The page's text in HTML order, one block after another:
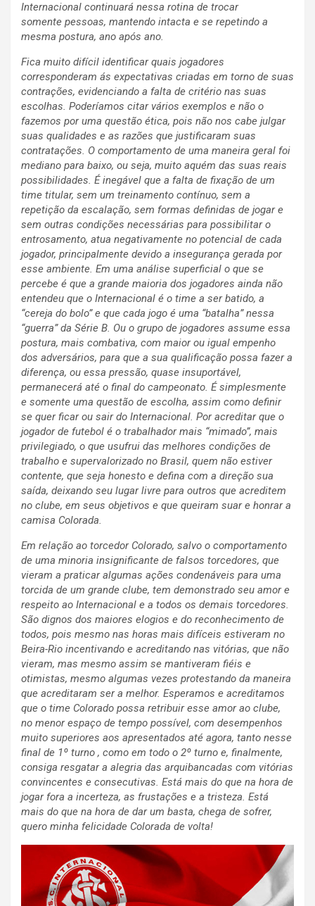
Internacional continuará nessa rotina de trocar
somente pessoas, mantendo intacta e se repetindo a
mesma postura, ano após ano.
Fica muito difícil identificar quais jogadores
corresponderam ás expectativas criadas em torno de suas
contrações, evidenciando a falta de critério nas suas
escolhas. Poderíamos citar vários exemplos e não o
fazemos por uma questão ética, pois não nos cabe julgar
suas qualidades e as razões que justificaram suas
contratações. O comportamento de uma maneira geral foi
mediano para baixo, ou seja, muito aquém das suas reais
possibilidades. É inegável que a falta de fixação de um
time titular, sem um treinamento contínuo, sem a
repetição da escalação, sem formas definidas de jogar e
sem outras condições necessárias para possibilitar o
entrosamento, atua negativamente no potencial de cada
jogador, principalmente devido a insegurança gerada por
esse ambiente. Em uma análise superficial o que se
percebe é que a grande maioria dos jogadores ainda não
entendeu que o Internacional é o time a ser batido, a
“cereja do bolo” e que cada jogo é uma “batalha” nessa
“guerra” da Série B. Ou o grupo de jogadores assume essa
postura, mais combativa, com maior ou igual empenho
dos adversários, para que a sua qualificação possa fazer a
diferença, ou essa pressão, quase insuportável,
permanecerá até o final do campeonato. É simplesmente
e somente uma questão de escolha, assim como definir
se quer ficar ou sair do Internacional. Por acreditar que o
jogador de futebol é o trabalhador mais “mimado”, mais
privilegiado, o que usufrui das melhores condições de
trabalho e supervalorizado no Brasil, quem não estiver
contente, que seja honesto e defina com a direção sua
saída, deixando seu lugar livre para outros que acreditem
no clube, em seus objetivos e que queiram suar e honrar a
camisa Colorada.
Em relação ao torcedor Colorado, salvo o comportamento
de uma minoria insignificante de falsos torcedores, que
vieram a praticar algumas ações condenáveis para uma
torcida de um grande clube, tem demonstrado seu amor e
respeito ao Internacional e a todos os demais torcedores.
São dignos dos maiores elogios e do reconhecimento de
todos, pois mesmo nas horas mais difíceis estiveram no
Beira-Rio incentivando e acreditando nas vitórias, que não
vieram, mas mesmo assim se mantiveram fiéis e
otimistas, mesmo algumas vezes protestando da maneira
que acreditaram ser a melhor. Esperamos e acreditamos
que o time Colorado possa retribuir esse amor ao clube,
no menor espaço de tempo possível, com desempenhos
muito superiores aos apresentados até agora, tanto nesse
final de 1º turno , como em todo o 2º turno e, finalmente,
consiga resgatar a alegria das arquibancadas com vitórias
convincentes e consecutivas. Está mais do que na hora de
jogar fora a incerteza, as frustações e a tristeza. Está
mais do que na hora de dar um basta, chega de sofrer,
quero minha felicidade Colorada de volta!